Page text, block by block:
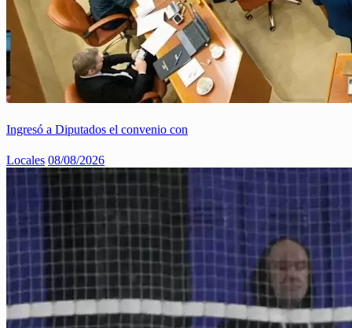
Ingresó a Diputados el convenio con
Locales 08/08/2026